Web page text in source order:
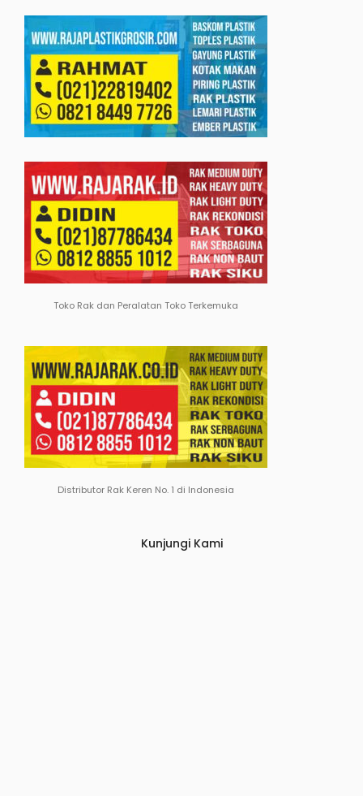
Toko Rak dan Peralatan Toko Terkemuka
Distributor Rak Keren No. 1 di Indonesia
Kunjungi Kami